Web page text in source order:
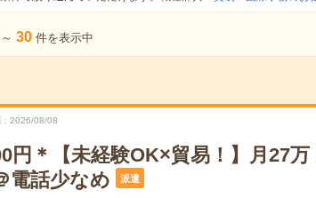
～ 30 件を表示中
2026/08/08
円＊【未経験OK×貿易！】月27
電話少なめ
派遣